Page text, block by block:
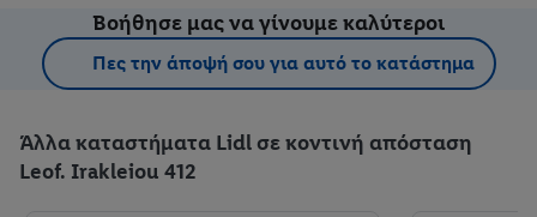
Βοήθησε μας να γίνουμε καλύτεροι
Πες την άποψή σου για αυτό το κατάστημα
Άλλα καταστήματα Lidl σε κοντινή απόσταση
Leof. Irakleiou 412